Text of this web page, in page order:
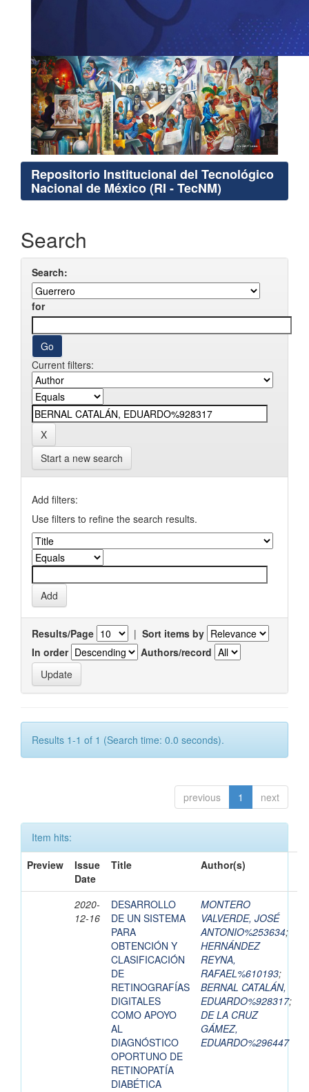
Repositorio Institucional del Tecnológico
Nacional de México (RI - TecNM)
Search
Search:
for
Current filters:
Start a new search
Add filters:
Use filters to refine the search results.
Results/Page | Sort items by
In order
Authors/record
Results 1-1 of 1 (Search time: 0.0 seconds).
previous 1 next
Item hits:
Preview
Issue
Date
Title Author(s)
2020-
12-16
DESARROLLO
DE UN SISTEMA
PARA
OBTENCIÓN Y
CLASIFICACIÓN
DE
RETINOGRAFÍAS
DIGITALES
COMO APOYO
AL
DIAGNÓSTICO
OPORTUNO DE
RETINOPATÍA
DIABÉTICA
MONTERO
VALVERDE, JOSÉ
ANTONIO%253634;
HERNÁNDEZ
REYNA,
RAFAEL%610193;
BERNAL CATALÁN,
EDUARDO%928317;
DE LA CRUZ
GÁMEZ,
EDUARDO%296447